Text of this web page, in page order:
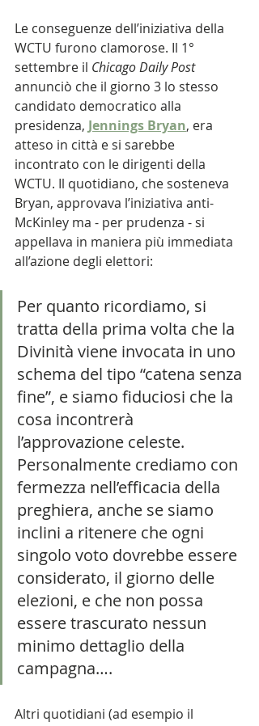
Le conseguenze dell’iniziativa della
WCTU furono clamorose. Il 1°
settembre il Chicago Daily Post
annunciò che il giorno 3 lo stesso
candidato democratico alla
presidenza, Jennings Bryan, era
atteso in città e si sarebbe
incontrato con le dirigenti della
WCTU. Il quotidiano, che sosteneva
Bryan, approvava l’iniziativa anti-
McKinley ma - per prudenza - si
appellava in maniera più immediata
all’azione degli elettori:
Per quanto ricordiamo, si
tratta della prima volta che la
Divinità viene invocata in uno
schema del tipo “catena senza
fine”, e siamo fiduciosi che la
cosa incontrerà
l’approvazione celeste.
Personalmente crediamo con
fermezza nell’efficacia della
preghiera, anche se siamo
inclini a ritenere che ogni
singolo voto dovrebbe essere
considerato, il giorno delle
elezioni, e che non possa
essere trascurato nessun
minimo dettaglio della
campagna….
Altri quotidiani (ad esempio il